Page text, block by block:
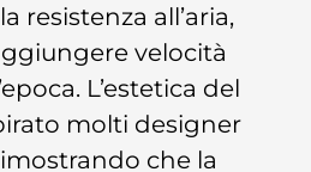
resistenza all’aria,
velocità
L’estetica del
molti designer
che la